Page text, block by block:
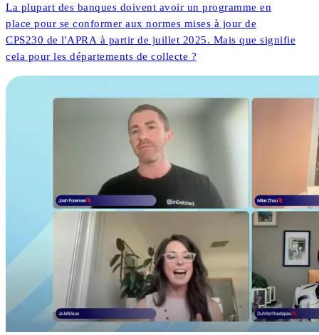
La plupart des banques doivent avoir un programme en
place pour se conformer aux normes mises à jour de
CPS230 de l'APRA à partir de juillet 2025. Mais que signifie
cela pour les départements de collecte ?